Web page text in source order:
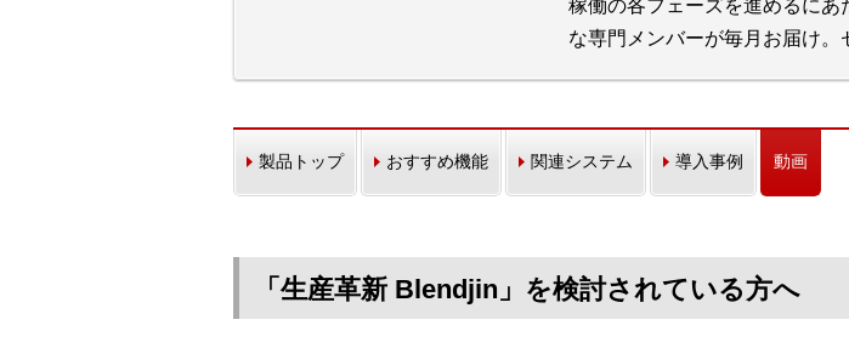
稼働の各フェーズを進めるに
な専門メンバーが毎月お届け。
製品トップ おすすめ機能 関連システム 導入事例 動画
「生産革新 Blendjin」を検討されている方へ